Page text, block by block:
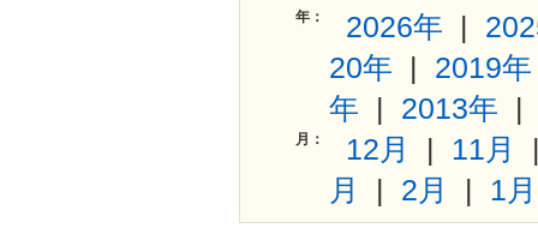
年： 2026年 |
20年 | 2019年
年 | 2013年
月： 12月 | 11月
月
| 2月 | 1月